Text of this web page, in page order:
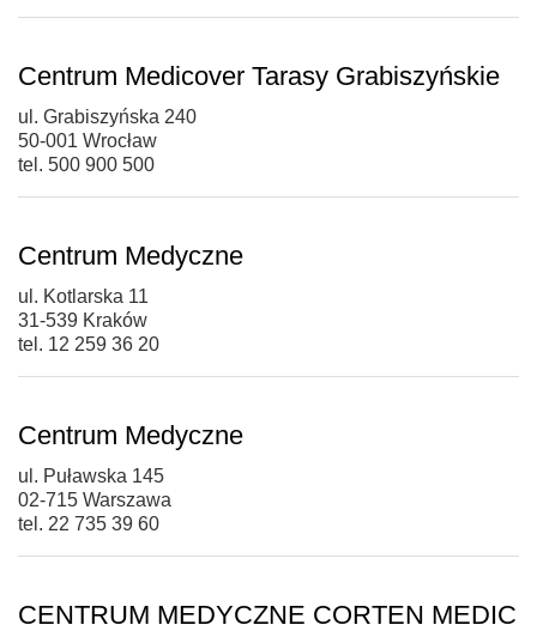
Centrum Medicover Tarasy Grabiszyńskie
ul. Grabiszyńska 240
50-001 Wrocław
tel. 500 900 500
Centrum Medyczne
ul. Kotlarska 11
31-539 Kraków
tel. 12 259 36 20
Centrum Medyczne
ul. Puławska 145
02-715 Warszawa
tel. 22 735 39 60
CENTRUM MEDYCZNE CORTEN MEDIC